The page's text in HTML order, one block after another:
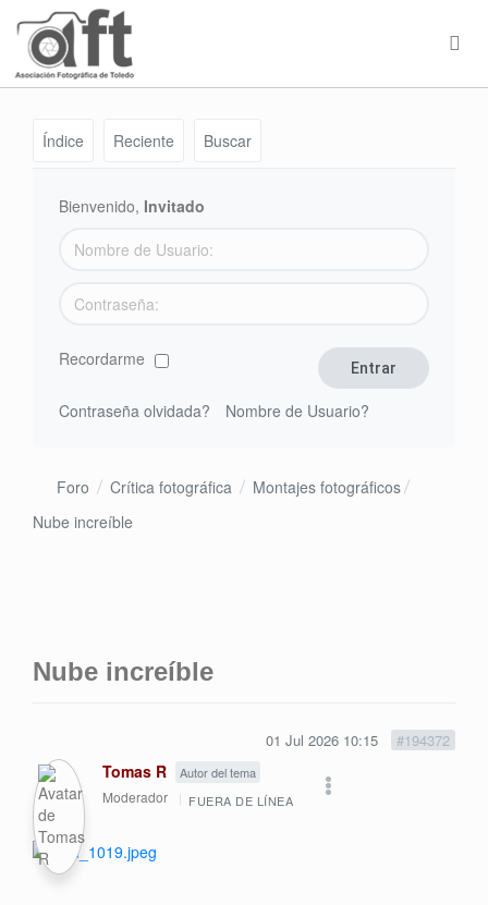
Índice Reciente Buscar
Bienvenido, Invitado
Recordarme
Contraseña olvidada? Nombre de Usuario?
Foro Crítica fotográfica
Montajes fotográficos
Nube increíble
Nube increíble
01 Jul 2026 10:15 #194372
Tomas R Autor del tema
Moderador FUERA DE LÍNEA